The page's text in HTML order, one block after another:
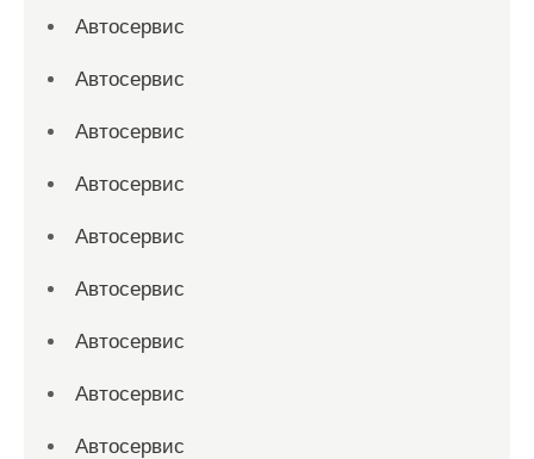
Автосервис
Автосервис
Автосервис
Автосервис
Автосервис
Автосервис
Автосервис
Автосервис
Автосервис